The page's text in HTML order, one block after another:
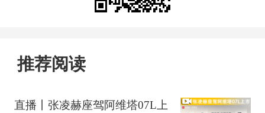
推荐阅读
直播丨张凌赫座驾阿维塔07L上